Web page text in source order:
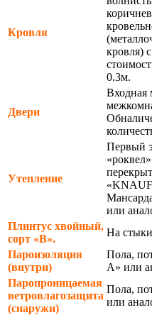
Кровля
кровля)
0.3м.
Двери
Входная
Утепление
Первый
или
Плинтус хвойный,
сорт «В».
На
Пароизоляция
(внутри)
Пола,
А» или
Паропроницаемая
ветровлагозащита
(снаружи)
Пола,
или